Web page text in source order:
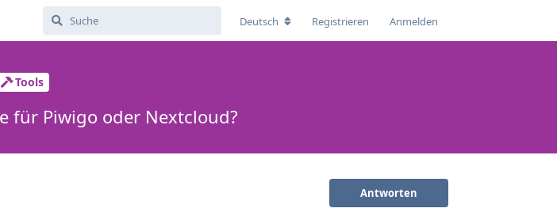
Deutsch Registrieren Anmelden
Tools
für Piwigo oder Nextcloud?
Antworten